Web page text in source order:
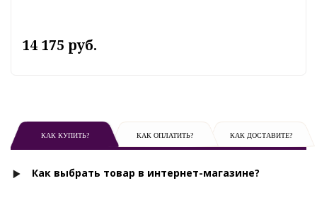
14 175 руб.
КАК КУПИТЬ? КАК ОПЛАТИТЬ? КАК ДОСТАВИТЕ?
Как выбрать товар в интернет-магазине?